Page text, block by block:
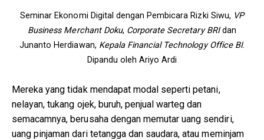
Seminar Ekonomi Digital dengan Pembicara Rizki Siwu, VP
Business Merchant Doku, Corporate Secretary BRIdan
Junanto Herdiawan, Kepala Financial Technology Office BI.
Dipandu oleh Ariyo Ardi
Mereka yang tidak mendapat modal seperti petani,
nelayan, tukang ojek, buruh, penjual warteg dan
semacamnya, berusaha dengan memutar uang sendiri,
uang pinjaman dari tetangga dan saudara, atau meminjam